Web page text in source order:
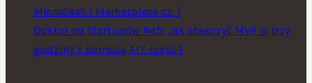
MicroSaaS i Marketplace cz. 1
Doktor od Startupów #45: Jak stworzyć MVP w trzy
godziny z pomocą AI? część 1